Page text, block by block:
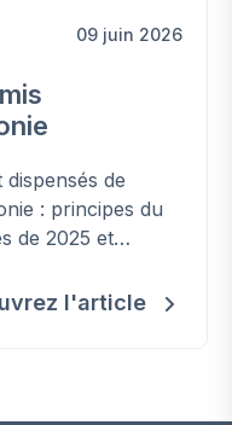
09 juin 2026
de
: principes du
de 2025 et
l'article